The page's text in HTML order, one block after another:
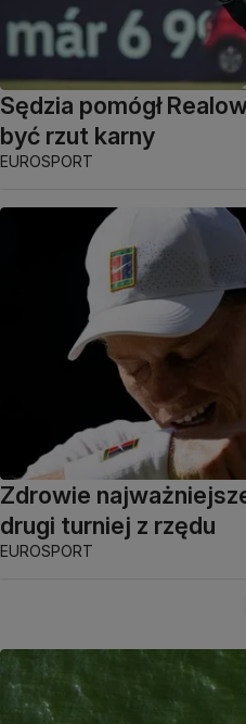
Sędzia pomógł
być rzut karny
EUROSPORT
Zdrowie
drugi turniej z rzędu
EUROSPORT